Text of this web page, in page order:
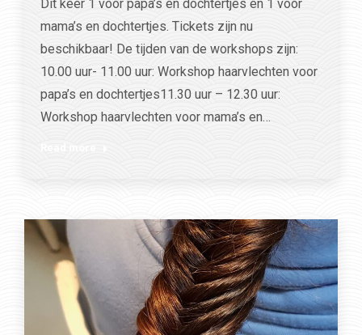
Dit keer 1 voor papa’s en dochtertjes en 1 voor
mama’s en dochtertjes. Tickets zijn nu
beschikbaar! De tijden van de workshops zijn:
10.00 uur- 11.00 uur: Workshop haarvlechten voor
papa’s en dochtertjes11.30 uur – 12.30 uur:
Workshop haarvlechten voor mama’s en…